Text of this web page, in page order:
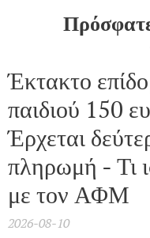
Έκτακτο
παιδιού 150
Έρχεται
πληρωμή - Τι
με τον ΑΦΜ
2026-08-10